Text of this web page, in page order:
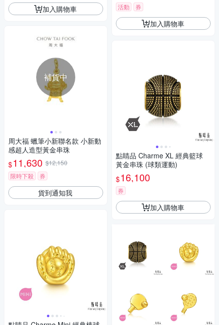
加入購物車
補貨中
周大福 蠟筆小新聯名款 小新動
感超人造型黃金串珠
$11,630 $12,150
限時下殺
券
貨到通知我
活動 券
加入購物車
點睛品 Charme XL 經典籃球
黃金串珠 (球類運動)
$16,100
券
加入購物車